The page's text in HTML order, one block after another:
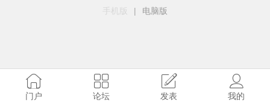
手机版
| 电脑版
门户 论坛 发表 我的